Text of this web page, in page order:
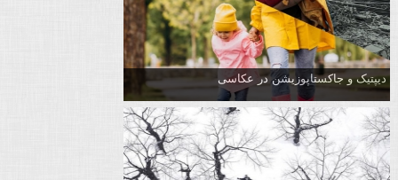
دیپتیک و جاکستا‌پوزیشن در عکاسی